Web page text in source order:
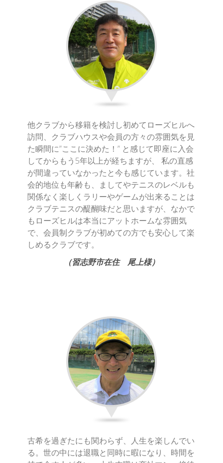
他クラブから移籍を検討し初めてローズヒルへ
訪問、クラブハウスや会員の方々の雰囲気を見
た瞬間に”ここに決めた！” と感じて即座に入会
してからもう5年以上が経ちますが、 私の直感
が間違っていなかったと今も感じています。社
会的地位も年齢も、ましてやテニスのレベルも
関係なく楽しくラリーやゲームが出来ることは
クラブテニスの醍醐味だと思いますが、なかで
もローズヒルは本当にアットホームな雰囲気
で、会員制クラブが初めての方でも安心して楽
しめるクラブです。
（習志野市在住 尾上様）
古希を過ぎたにも関わらず、人生を楽しんでい
る。世の中には退職と同時に暇になり、時間を